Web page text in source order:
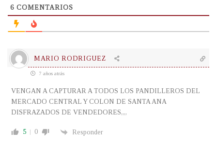
6 COMENTARIOS
MARIO RODRIGUEZ
7 años atrás
VENGAN A CAPTURAR A TODOS LOS PANDILLEROS DEL
MERCADO CENTRAL Y COLON DE SANTA ANA
DISFRAZADOS DE VENDEDORES,,,,
5 0 Responder